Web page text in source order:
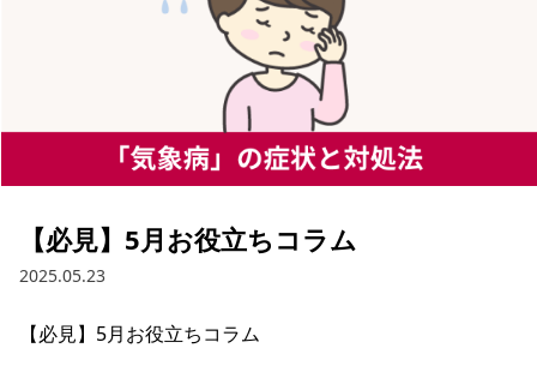
【必見】5月お役立ちコラム
2025.05.23
【必見】5月お役立ちコラム